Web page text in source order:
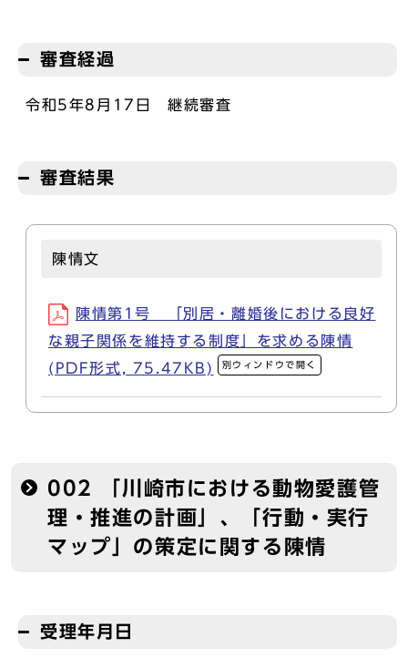
審査経過
令和5年8月17日 継続審査
審査結果
陳情文
陳情第1号 「別居・離婚後における良好
な親子関係を維持する制度」を求める陳情
(PDF形式, 75.47KB)
別ウィンドウで開く
002 「川崎市における動物愛護管
理・推進の計画」、「行動・実行
マップ」の策定に関する陳情
受理年月日